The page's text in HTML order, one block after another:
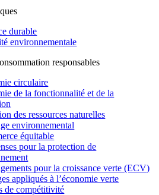
durable
environnementale
responsables
circulaire
de la fonctionnalité et de la
des ressources naturelles
environnemental
équitable
pour la protection de
pour la croissance verte (ECV)
appliqués à l’économie verte
de compétitivité